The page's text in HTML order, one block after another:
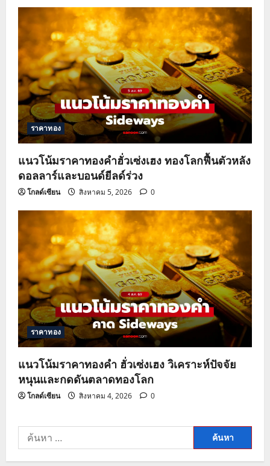
ราคาทอง
แนวโน้มราคาทองคำฮั่วเซ่งเฮง ทองโลกฟื้นตัวหลัง
ดอลลาร์และบอนด์ยีลด์ร่วง
โกลด์เซียน สิงหาคม 5, 2026 0
ราคาทอง
แนวโน้มราคาทองคำ ฮั่วเซ่งเฮง วิเคราะห์ปัจจัย
หนุนและกดดันตลาดทองโลก
โกลด์เซียน สิงหาคม 4, 2026 0
ค้นหา
สำหรับ: